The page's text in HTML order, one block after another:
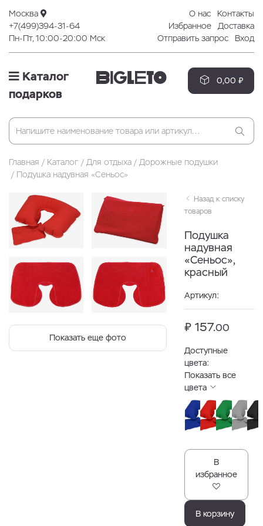
Москва
+7(499)394-31-64
Пн-Пт, 10:00-20:00 Мск
О нас
Контакты
Избранное
Доставка
Отправить запрос
Вход
Каталог
подарков
0,00 ₽
Главная Каталог Для отдыха
Дорожные подушки
Подушка надувная «Сеньос»
Показать еще фото
Назад к списку
товаров
Подушка
надувная
«Сеньос»,
красный
Артикул:
₽ 157.00
Доступные
цвета:
Показать все
цвета
В
избранное
В корзину